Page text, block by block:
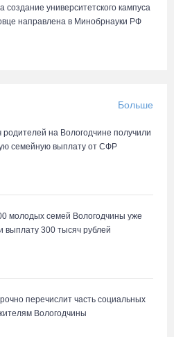
создание университетского кампуса
направлена в Минобрнауки РФ
Больше
родителей на Вологодчине получили
семейную выплату от СФР
молодых семей Вологодчины уже
выплату 300 тысяч рублей
перечислит часть социальных
Вологодчины